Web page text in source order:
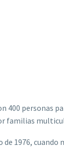
400 personas
familias
1976,